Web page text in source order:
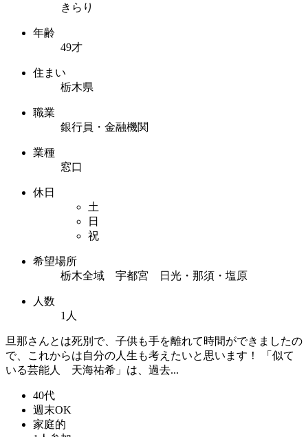
きらり
年齢
49才
住まい
栃木県
職業
銀行員・金融機関
業種
窓口
休日
土
日
祝
希望場所
栃木全域 宇都宮 日光・那須・塩原
人数
1人
旦那さんとは死別で、子供も手を離れて時間ができましたの
で、これからは自分の人生も考えたいと思います！ 「似て
いる芸能人 天海祐希」は、過去...
40代
週末OK
家庭的